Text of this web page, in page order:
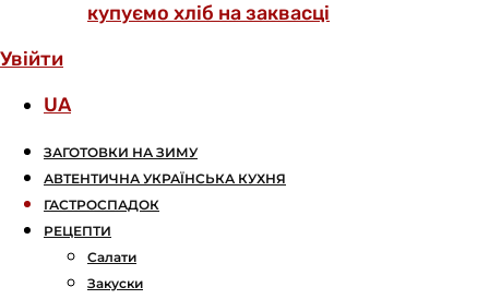
купуємо хліб на заквасці
Увійти
UA
ЗАГОТОВКИ НА ЗИМУ
АВТЕНТИЧНА УКРАЇНСЬКА КУХНЯ
ГАСТРОСПАДОК
РЕЦЕПТИ
Салати
Закуски